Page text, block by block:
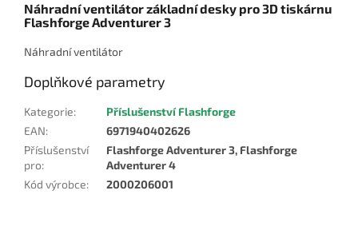
Náhradní ventilátor základní desky pro 3D tiskárnu
Flashforge Adventurer 3
Náhradní ventilátor
Doplňkové parametry
Kategorie:
Příslušenství Flashforge
EAN:
6971940402626
Příslušenství
pro:
Flashforge Adventurer 3, Flashforge
Adventurer 4
Kód výrobce: 2000206001